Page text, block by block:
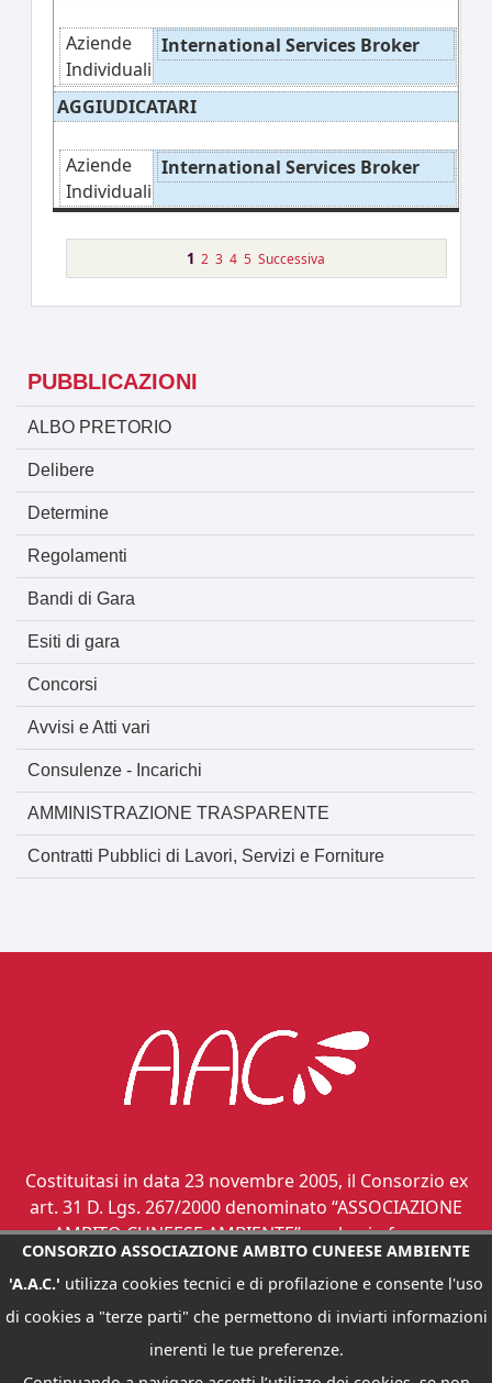
Aziende
Individuali
International Services Broker
AGGIUDICATARI
Aziende
Individuali
International Services Broker
1 2 3 4 5 Successiva
PUBBLICAZIONI
ALBO PRETORIO
Delibere
Determine
Regolamenti
Bandi di Gara
Esiti di gara
Concorsi
Avvisi e Atti vari
Consulenze - Incarichi
AMMINISTRAZIONE TRASPARENTE
Contratti Pubblici di Lavori, Servizi e Forniture
Costituitasi in data 23 novembre 2005, il Consorzio ex
art. 31 D. Lgs. 267/2000 denominato “ASSOCIAZIONE
AMBITO CUNEESE AMBIENTE”, svolge in forma
associata le funzioni di governo di ambito dei servizi
relativi ai rifiuti urbani, ai sensi dell’art. 12 L. R.
24.10.2002, n. 24.
CONSORZIO ASSOCIAZIONE AMBITO CUNEESE AMBIENTE
'A.A.C.' utilizza cookies tecnici e di profilazione e consente l'uso
di cookies a "terze parti" che permettono di inviarti informazioni
inerenti le tue preferenze.